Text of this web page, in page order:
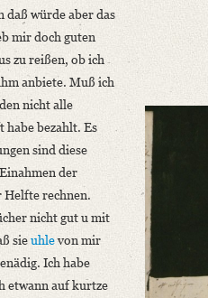
und Empfangsort erschlossen. –
abgeschlossen war (vgl. den Brief
- Staats- und
hs. m. U.
mir an zu nehmen, es hätte auch
daß würde aber das
mir doch guten
zu reißen, ob ich
anbiete. Muß ich
nicht alle
habe bezahlt. Es
sind diese
der
Helfte rechnen.
nicht gut u mit
sieuhlevon mir
Ich habe
etwann auf kurtze